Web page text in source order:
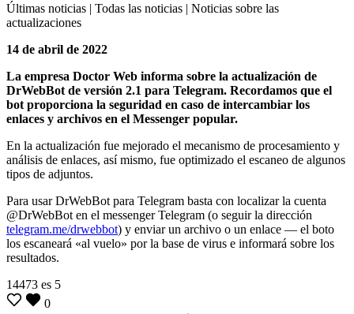
Últimas noticias | Todas las noticias | Noticias sobre las
actualizaciones
14 de abril de 2022
La empresa Doctor Web informa sobre la actualización de
DrWebBot de versión 2.1 para Telegram. Recordamos que el
bot proporciona la seguridad en caso de intercambiar los
enlaces y archivos en el Messenger popular.
En la actualización fue mejorado el mecanismo de procesamiento y
análisis de enlaces, así mismo, fue optimizado el escaneo de algunos
tipos de adjuntos.
Para usar DrWebBot para Telegram basta con localizar la cuenta
@DrWebBot en el messenger Telegram (o seguir la dirección
telegram.me/drwebbot) y enviar un archivo o un enlace — el boto
los escaneará «al vuelo» por la base de virus e informará sobre los
resultados.
14473 es 5
0